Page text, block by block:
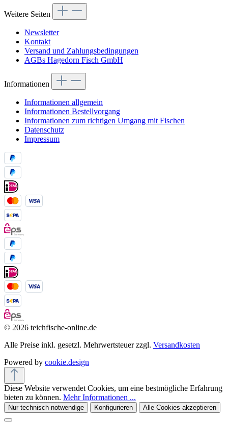
Weitere Seiten
Newsletter
Kontakt
Versand und Zahlungsbedingungen
AGBs Hagedorn Fisch GmbH
Informationen
Informationen allgemein
Informationen Bestellvorgang
Informationen zum richtigen Umgang mit Fischen
Datenschutz
Impressum
© 2026 teichfische-online.de
Alle Preise inkl. gesetzl. Mehrwertsteuer zzgl. Versandkosten
Powered by cookie.design
Diese Website verwendet Cookies, um eine bestmögliche Erfahrung
bieten zu können. Mehr Informationen ...
Nur technisch notwendige Konfigurieren Alle Cookies akzeptieren